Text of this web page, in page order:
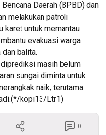
Daerah (BPBD) dan
melakukan patroli
karet untuk memantau
evakuasi warga
balita.
masih belum
sungai diminta untuk
naik, terutama
kopi13/Ltr1)
0